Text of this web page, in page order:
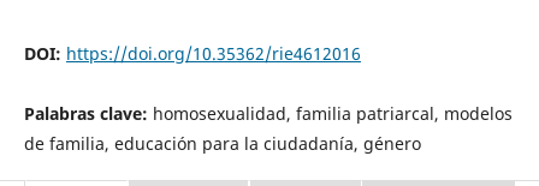
DOI: https://doi.org/10.35362/rie4612016
Palabras clave: homosexualidad, familia patriarcal, modelos
de familia, educación para la ciudadanía, género